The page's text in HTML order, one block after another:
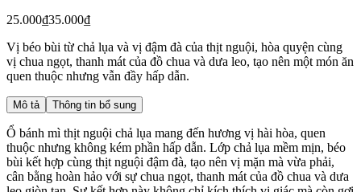
25.000₫35.000₫
Vị béo bùi từ chả lụa và vị đậm đà của thịt nguội, hòa quyện cùng
vị chua ngọt, thanh mát của đồ chua và dưa leo, tạo nên một món ăn
quen thuộc nhưng vẫn đầy hấp dẫn.
Mô tả Thông tin bổ sung
Ổ bánh mì thịt nguội chả lụa mang đến hương vị hài hòa, quen
thuộc nhưng không kém phần hấp dẫn. Lớp chả lụa mềm mịn, béo
bùi kết hợp cùng thịt nguội đậm đà, tạo nên vị mặn mà vừa phải,
cân bằng hoàn hảo với sự chua ngọt, thanh mát của đồ chua và dưa